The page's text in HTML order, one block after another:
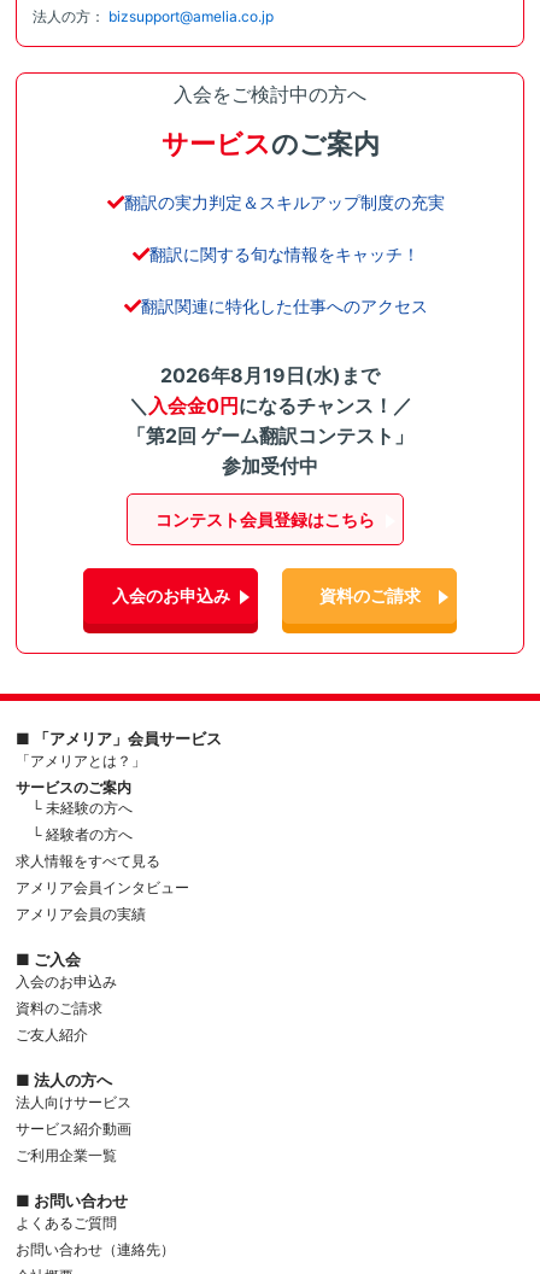
法人の方： bizsupport@amelia.co.jp
入会をご検討中の方へ
サービスのご案内
翻訳の実力判定＆スキルアップ制度の充実
翻訳に関する旬な情報をキャッチ！
翻訳関連に特化した仕事へのアクセス
2026年8月19日(水)まで
＼ 入会金0円になるチャンス！／
「第2回 ゲーム翻訳コンテスト」
参加受付中
コンテスト会員登録はこちら
入会のお申込み 資料のご請求
■ 「アメリア」会員サービス
「アメリアとは？」
サービスのご案内
└ 未経験の方へ
└ 経験者の方へ
求人情報をすべて見る
アメリア会員インタビュー
アメリア会員の実績
■ ご入会
入会のお申込み
資料のご請求
ご友人紹介
■ 法人の方へ
法人向けサービス
サービス紹介動画
ご利用企業一覧
■ お問い合わせ
よくあるご質問
お問い合わせ（連絡先）